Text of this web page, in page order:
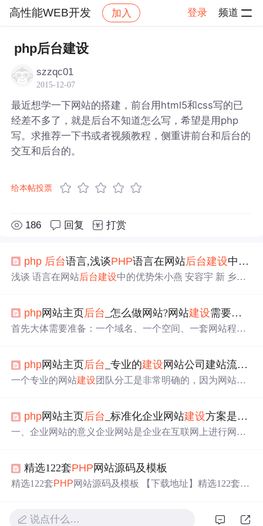
高性能WEB开发 加入 登录 频道
社区 高性能WEB开发
php后台建设
szzqc01
2015-12-07
最近想学一下网站的搭建，前台用html5和css写的已
经差不多了，就是后台不知道怎么写，希望是用php
写。求推荐一下书或者视频教程，侧重讲前台和后台的
交互和后台的。
给本帖投票
186 回复 打赏
php 后台语言,浅谈PHP语言在网站后台建设中的优势
浅谈 语言在网站后台建设中的优势朱小燕 安容宇 新 乡职
言 的特 点 , 从语言的跨平 台性 、 开 源 性 、 数据库连接
、 运行效率 、 安 全性等方 面 , 阐述 了 即 语言在 网站后
php网站主页后台 _怎么做网站?网站建设需要准备哪些东西?
首先大体需要准备：一个域名、一个空间、一套网站程
域名：com代表国际；cn代表国内。可以用电话号码、公
司名称、产品名称命名域名查询域名：检查想好的域名是
域名的管理后台、密码。方便...
php网站主页后台 _专业的建设 网站公司建站流程中对于人员的分工有哪些要注意的？...
一个专业的网站建设团队分工是非常明确的，因为网站建
一个网站的制作开发流程一般包括前期调研、需求分析、
效果图设计、创意设计、效果图切片、html页面制作、后
可能独立完成的，这时候就必须要团队合作了。济南...
php网站主页后台 _标准化企业网站建设方案是什么样的？
一、企业网站的意义企业网站是企业在互联网上进行网络
售，通过网络直接帮助企业实现产品的销售。企业可以利
用网站来进行企业形象宣传、资讯动态发布、主营业务及
的栏目结构在企业网站
方案中，网站导航应该是具有
精选122套PHP 网站源码及模板
精选122套PHP 网站源码及模板 【下载地址】精选122套P
源码均基于PHP和MySQL开发，附带预览地址，无需手动
说点什么…